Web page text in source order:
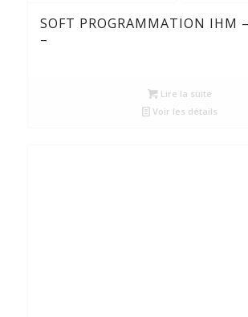
SOFT PROGRAMMATION IHM
–
Lire la suite
Voir les détails